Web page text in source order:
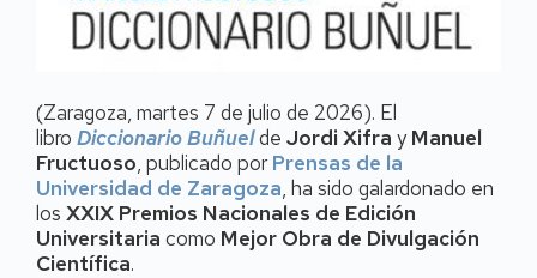
(Zaragoza, martes 7 de julio de 2026). El
libro Diccionario Buñuelde Jordi Xifra yManuel
Fructuoso, publicado por Prensas de la
Universidad de Zaragoza, ha sido galardonado en
los XXIX Premios Nacionales de Edición
Universitaria como Mejor Obra de Divulgación
Científica.